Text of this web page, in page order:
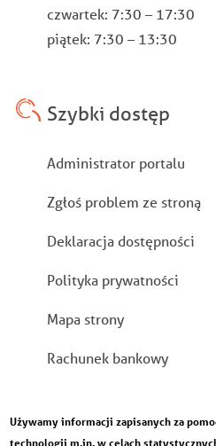
czwartek: 7:30 – 17:30
piątek: 7:30 – 13:30
Szybki dostęp
Stopka
Administrator portalu
Zgłoś problem ze stroną
Deklaracja dostępności
Polityka prywatności
Mapa strony
Rachunek bankowy
Używamy informacji zapisanych za
technologii m.in. w celach